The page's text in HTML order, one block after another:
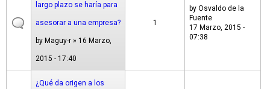
largo plazo se haría para
asesorar a una empresa?
by Maguy-r » 16 Marzo,
2015 - 17:40
1
by Osvaldo de la
Fuente
17 Marzo, 2015 -
07:38
¿Qué da origen a los